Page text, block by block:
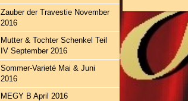
Zauber der Travestie November
2016
Mutter & Tochter Schenkel Teil
IV September 2016
Sommer-Varieté Mai & Juni
2016
MEGY B April 2016